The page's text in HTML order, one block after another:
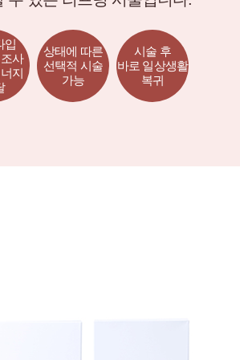
입
사
지
상태에 따른
선택적 시술
가능
시술 후
바로 일상생활
복귀